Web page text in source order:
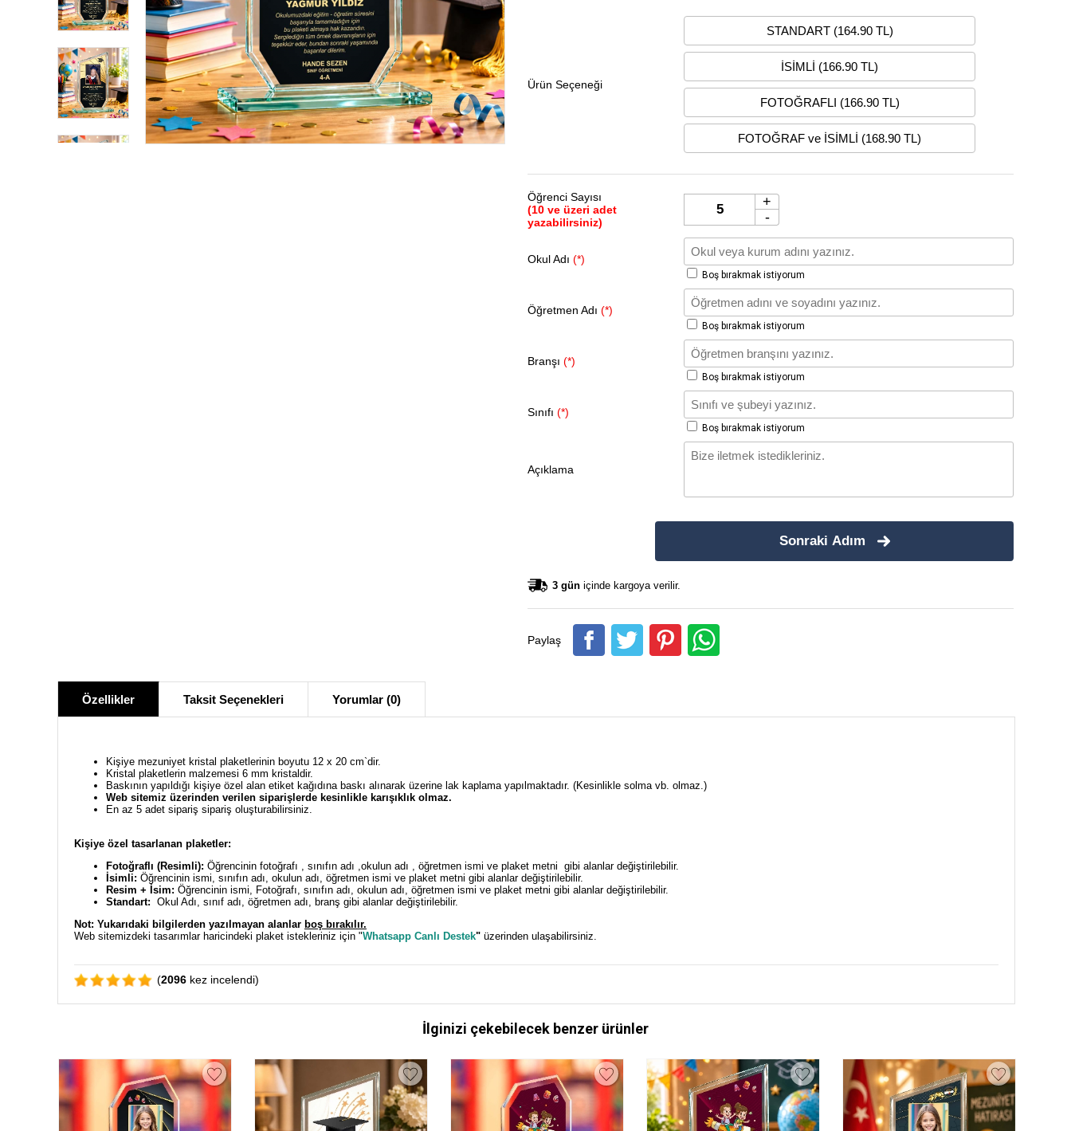
Ürün Seçeneği
STANDART (164.90 TL)
İSİMLİ (166.90 TL)
FOTOĞRAFLI (166.90 TL)
FOTOĞRAF ve İSİMLİ (168.90 TL)
Öğrenci Sayısı
(10 ve üzeri adet
yazabilirsiniz)
+
-
Okul Adı (*)
Boş bırakmak istiyorum
Öğretmen Adı (*)
Boş bırakmak istiyorum
Branşı (*)
Boş bırakmak istiyorum
Sınıfı (*)
Boş bırakmak istiyorum
Açıklama
Sonraki Adım
3 gün içinde kargoya verilir.
Paylaş
Özellikler Taksit Seçenekleri Yorumlar (0)
Kişiye mezuniyet kristal plaketlerinin boyutu 12 x 20 cm`dir.
Kristal plaketlerin malzemesi 6 mm kristaldir.
Baskının yapıldığı kişiye özel alan etiket kağıdına baskı alınarak üzerine lak kaplama yapılmaktadır. (Kesinlikle solma vb. olmaz.)
Web sitemiz üzerinden verilen siparişlerde kesinlikle karışıklık olmaz.
En az 5 adet sipariş sipariş oluşturabilirsiniz.
Kişiye özel tasarlanan plaketler:
Fotoğraflı (Resimli): Öğrencinin fotoğrafı , sınıfın adı ,okulun adı , öğretmen ismi ve plaket metni gibi alanlar değiştirilebilir.
İsimli: Öğrencinin ismi, sınıfın adı, okulun adı, öğretmen ismi ve plaket metni gibi alanlar değiştirilebilir.
Resim + İsim: Öğrencinin ismi, Fotoğrafı, sınıfın adı, okulun adı, öğretmen ismi ve plaket metni gibi alanlar değiştirilebilir.
Standart: Okul Adı, sınıf adı, öğretmen adı, branş gibi alanlar değiştirilebilir.
Not: Yukarıdaki bilgilerden yazılmayan alanlar boş bırakılır.
Web sitemizdeki tasarımlar haricindeki plaket istekleriniz için "Whatsapp Canlı Destek" üzerinden ulaşabilirsiniz.
(2096 kez incelendi)
İlginizi çekebilecek benzer ürünler